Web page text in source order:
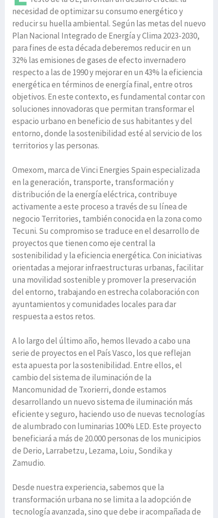
necesidad de optimizar su consumo energético y
reducir su huella ambiental. Según las metas del nuevo
Plan Nacional Integrado de Energía y Clima 2023-2030,
para fines de esta década deberemos reducir en un
32% las emisiones de gases de efecto invernadero
respecto a las de 1990 y mejorar en un 43% la eficiencia
energética en términos de energía final, entre otros
objetivos. En este contexto, es fundamental contar con
soluciones innovadoras que permitan transformar el
espacio urbano en beneficio de sus habitantes y del
entorno, donde la sostenibilidad esté al servicio de los
territorios y las personas.
Omexom, marca de Vinci Energies Spain especializada
en la generación, transporte, transformación y
distribución de la energía eléctrica, contribuye
activamente a este proceso a través de su línea de
negocio Territories, también conocida en la zona como
Tecuni. Su compromiso se traduce en el desarrollo de
proyectos que tienen como eje central la
sostenibilidad y la eficiencia energética. Con iniciativas
orientadas a mejorar infraestructuras urbanas, facilitar
una movilidad sostenible y promover la preservación
del entorno, trabajando en estrecha colaboración con
ayuntamientos y comunidades locales para dar
respuesta a estos retos.
A lo largo del último año, hemos llevado a cabo una
serie de proyectos en el País Vasco, los que reflejan
esta apuesta por la sostenibilidad. Entre ellos, el
cambio del sistema de iluminación de la
Mancomunidad de Txorierri, donde estamos
desarrollando un nuevo sistema de iluminación más
eficiente y seguro, haciendo uso de nuevas tecnologías
de alumbrado con luminarias 100% LED. Este proyecto
beneficiará a más de 20.000 personas de los municipios
de Derio, Larrabetzu, Lezama, Loiu, Sondika y
Zamudio.
Desde nuestra experiencia, sabemos que la
transformación urbana no se limita a la adopción de
tecnología avanzada, sino que debe ir acompañada de